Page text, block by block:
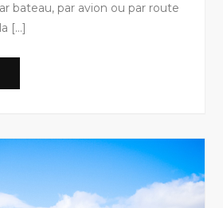
bateau, par avion ou par route
[…]